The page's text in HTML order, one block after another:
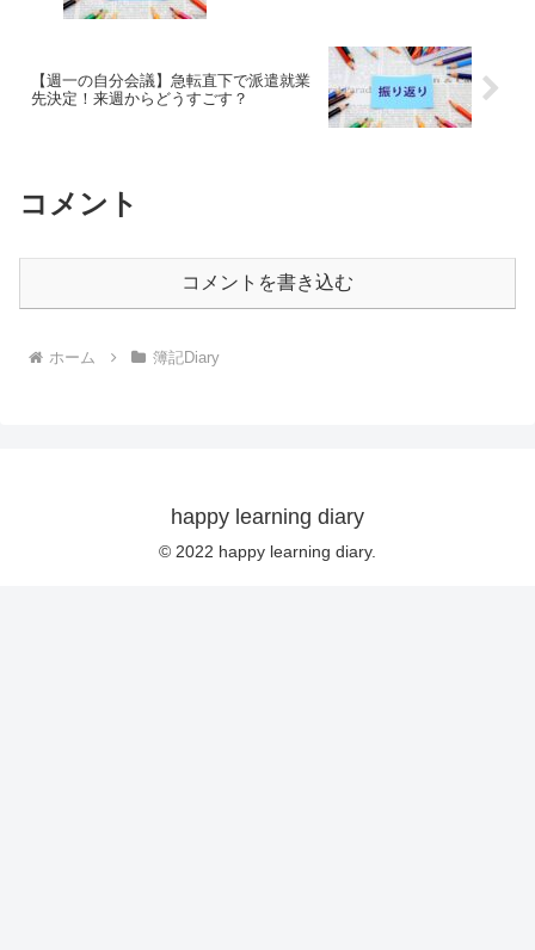
【週一の自分会議】急転直下で派遣就業
先決定！来週からどうすごす？
コメント
コメントを書き込む
ホーム 簿記Diary
happy learning diary
© 2022 happy learning diary.